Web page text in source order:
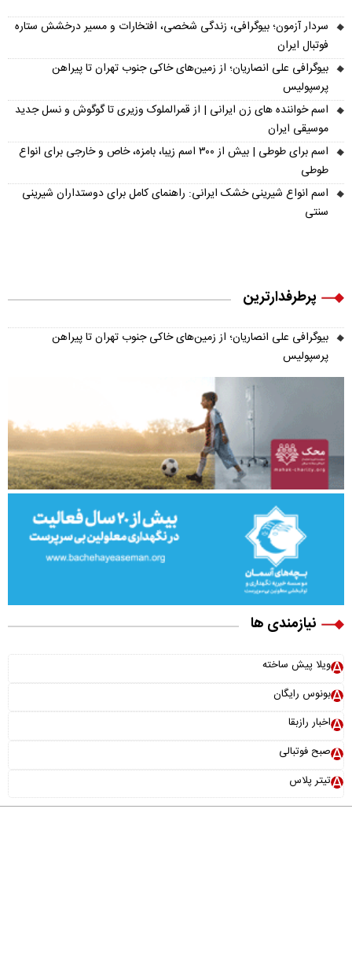
سردار آزمون؛ بیوگرافی، زندگی شخصی، افتخارات و مسیر درخشش ستاره
فوتبال ایران
بیوگرافی علی انصاریان؛ از زمین‌های خاکی جنوب تهران تا پیراهن
پرسپولیس
اسم خواننده های زن ایرانی | از قمرالملوک وزیری تا گوگوش و نسل جدید
موسیقی ایران
اسم برای طوطی | بیش از ۳۰۰ اسم زیبا، بامزه، خاص و خارجی برای انواع
طوطی
اسم انواع شیرینی خشک ایرانی: راهنمای کامل برای دوستداران شیرینی
سنتی
پرطرفدارترین
بیوگرافی علی انصاریان؛ از زمین‌های خاکی جنوب تهران تا پیراهن
پرسپولیس
نیازمندی ها
ویلا پیش ساخته
بونوس رایگان
اخبار رازبقا
صبح فوتبالی
تیتر پلاس